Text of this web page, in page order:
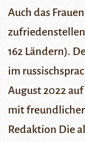
Auch das
162 Ländern).
im
August 2022 auf
mit
Redaktion Die